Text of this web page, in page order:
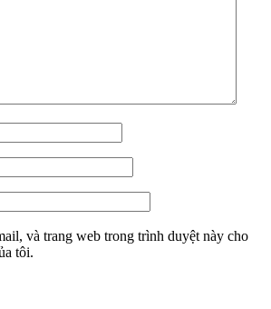
và trang web trong trình duyệt này cho
tôi.